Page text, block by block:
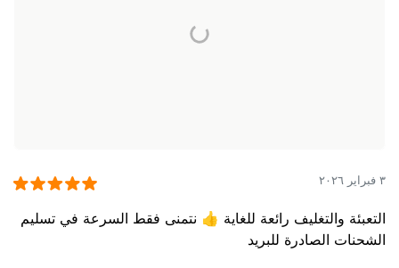
٣ فبراير ٢٠٢٦
التعبئة والتغليف رائعة للغاية 👍 نتمنى فقط السرعة في تسليم
الشحنات الصادرة للبريد